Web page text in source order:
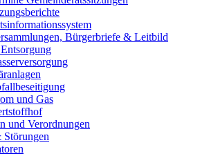
Bürgerbriefe & Leitbild
und Gas
und Verordnungen